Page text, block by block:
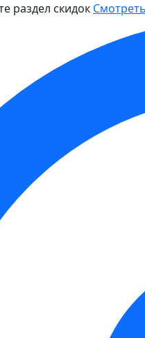
раздел скидок Смотреть